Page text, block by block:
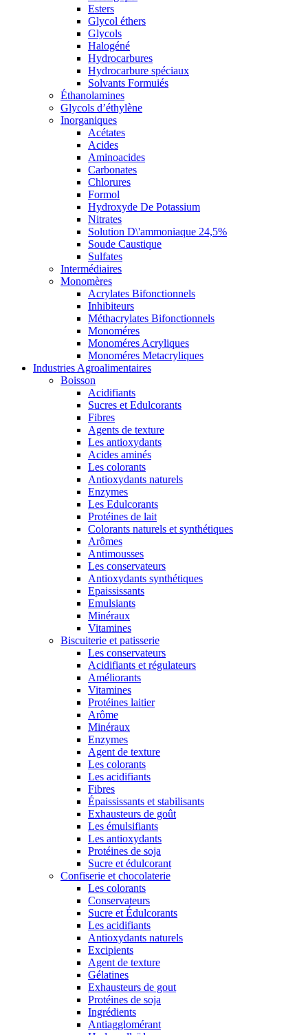
Esters
Glycol éthers
Glycols
Halogéné
Hydrocarbures
Hydrocarbure spéciaux
Solvants Formuiés
Éthanolamines
Glycols d’éthylène
Inorganiques
Acétates
Acides
Aminoacides
Carbonates
Chlorures
Formol
Hydroxyde De Potassium
Nitrates
Solution D\'ammoniaque 24,5%
Soude Caustique
Sulfates
Intermédiaires
Monomères
Acrylates Bifonctionnels
Inhibiteurs
Méthacrylates Bifonctionnels
Monoméres
Monoméres Acryliques
Monoméres Metacryliques
Industries Agroalimentaires
Boisson
Acidifiants
Sucres et Edulcorants
Fibres
Agents de texture
Les antioxydants
Acides aminés
Les colorants
Antioxydants naturels
Enzymes
Les Edulcorants
Protéines de lait
Colorants naturels et synthétiques
Arômes
Antimousses
Les conservateurs
Antioxydants synthétiques
Epaississants
Emulsiants
Minéraux
Vitamines
Biscuiterie et patisserie
Les conservateurs
Acidifiants et régulateurs
Améliorants
Vitamines
Protéines laitier
Arôme
Minéraux
Enzymes
Agent de texture
Les colorants
Les acidifiants
Fibres
Épaississants et stabilisants
Exhausteurs de goût
Les émulsifiants
Les antioxydants
Protéines de soja
Sucre et édulcorant
Confiserie et chocolaterie
Les colorants
Conservateurs
Sucre et Édulcorants
Les acidifiants
Antioxydants naturels
Excipients
Agent de texture
Gélatines
Exhausteurs de gout
Protéines de soja
Ingrédients
Antiagglomérant